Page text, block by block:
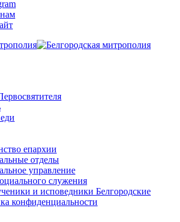
епархии
отделы
управление
служения
и исповедники Белгородские
конфиденциальности